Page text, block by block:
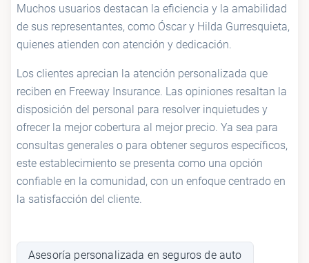
Muchos usuarios destacan la eficiencia y la amabilidad
de sus representantes, como Óscar y Hilda Gurresquieta,
quienes atienden con atención y dedicación.
Los clientes aprecian la atención personalizada que
reciben en Freeway Insurance. Las opiniones resaltan la
disposición del personal para resolver inquietudes y
ofrecer la mejor cobertura al mejor precio. Ya sea para
consultas generales o para obtener seguros específicos,
este establecimiento se presenta como una opción
confiable en la comunidad, con un enfoque centrado en
la satisfacción del cliente.
Asesoría personalizada en seguros de auto